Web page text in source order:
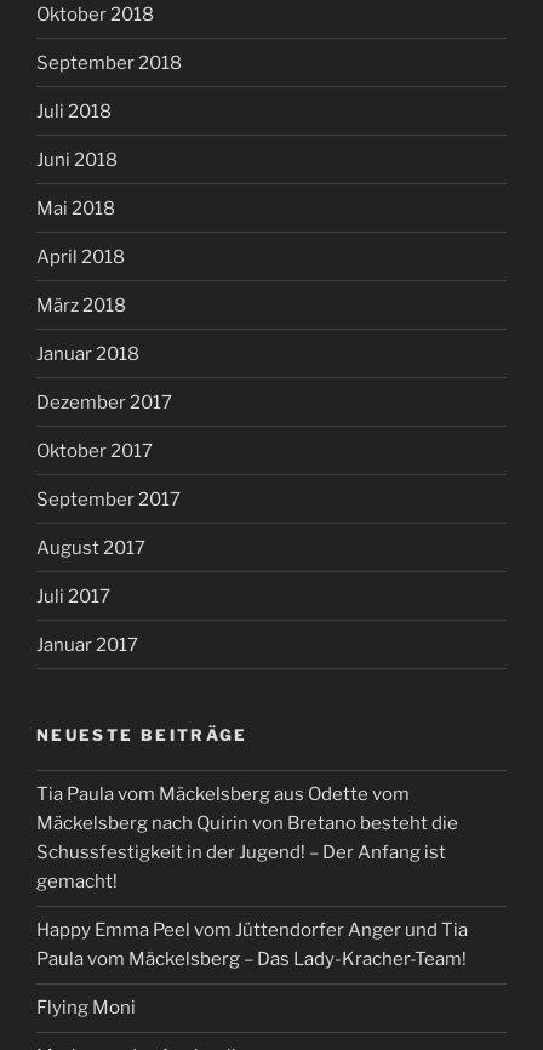
Oktober 2018
September 2018
Juli 2018
Juni 2018
Mai 2018
April 2018
März 2018
Januar 2018
Dezember 2017
Oktober 2017
September 2017
August 2017
Juli 2017
Januar 2017
NEUESTE BEITRÄGE
Tia Paula vom Mäckelsberg aus Odette vom
Mäckelsberg nach Quirin von Bretano besteht die
Schussfestigkeit in der Jugend! – Der Anfang ist
gemacht!
Happy Emma Peel vom Jüttendorfer Anger und Tia
Paula vom Mäckelsberg – Das Lady-Kracher-Team!
Flying Moni